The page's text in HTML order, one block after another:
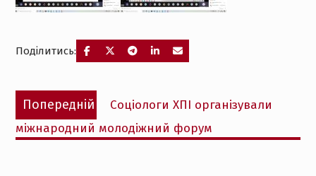
Поділитись:
Навігація
записів
Попередній
Попередній
запис:
Соціологи ХПІ організували
міжнародний молодіжний форум